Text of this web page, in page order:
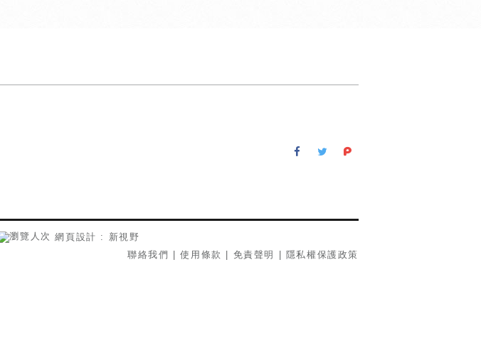
網頁設計 : 新視野
聯絡我們 |使用條款 | 免責聲明 | 隱私權保護政策